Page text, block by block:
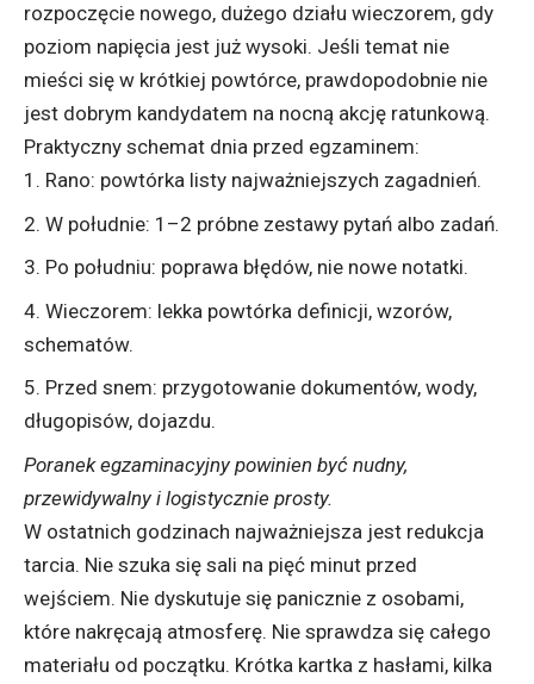
rozpoczęcie nowego, dużego działu wieczorem, gdy
poziom napięcia jest już wysoki. Jeśli temat nie
mieści się w krótkiej powtórce, prawdopodobnie nie
jest dobrym kandydatem na nocną akcję ratunkową.
Praktyczny schemat dnia przed egzaminem:
Rano: powtórka listy najważniejszych zagadnień.
W południe: 1–2 próbne zestawy pytań albo zadań.
Po południu: poprawa błędów, nie nowe notatki.
Wieczorem: lekka powtórka definicji, wzorów,
schematów.
Przed snem: przygotowanie dokumentów, wody,
długopisów, dojazdu.
Poranek egzaminacyjny powinien być nudny,
przewidywalny i logistycznie prosty.
W ostatnich godzinach najważniejsza jest redukcja
tarcia. Nie szuka się sali na pięć minut przed
wejściem. Nie dyskutuje się panicznie z osobami,
które nakręcają atmosferę. Nie sprawdza się całego
materiału od początku. Krótka kartka z hasłami, kilka